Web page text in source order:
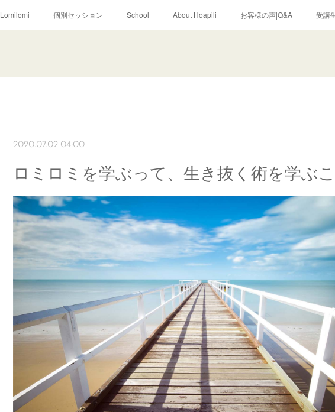
Lomilomi 個別セッション School About Hoapili お客様の声|Q&A 受講
2020.07.02 04:00
ロミロミを学ぶって、生き抜く術を学ぶ